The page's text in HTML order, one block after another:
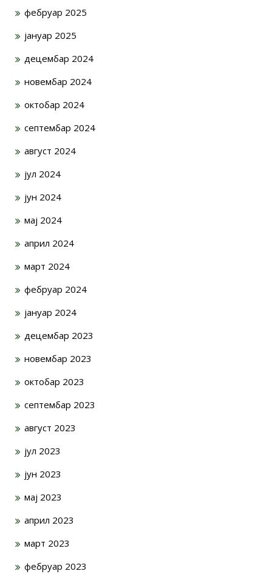
фебруар 2025
јануар 2025
децембар 2024
новембар 2024
октобар 2024
септембар 2024
август 2024
јул 2024
јун 2024
мај 2024
април 2024
март 2024
фебруар 2024
јануар 2024
децембар 2023
новембар 2023
октобар 2023
септембар 2023
август 2023
јул 2023
јун 2023
мај 2023
април 2023
март 2023
фебруар 2023